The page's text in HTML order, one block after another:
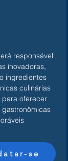
responsável
inovadoras,
ingredientes
culinárias
para oferecer
se